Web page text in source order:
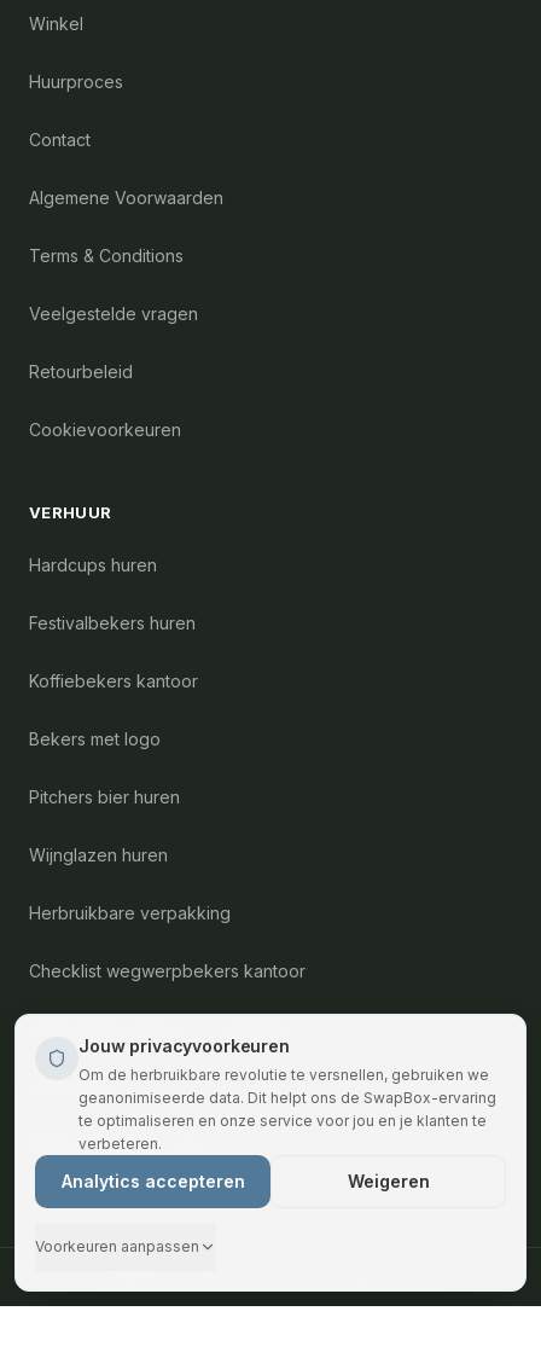
Winkel
Huurproces
Contact
Algemene Voorwaarden
Terms & Conditions
Veelgestelde vragen
Retourbeleid
Cookievoorkeuren
VERHUUR
Hardcups huren
Festivalbekers huren
Koffiebekers kantoor
Bekers met logo
Pitchers bier huren
Wijnglazen huren
Herbruikbare verpakking
Checklist wegwerpbekers kantoor
Kennisbank
Bekers huren per stad
Jouw privacyvoorkeuren
Om de herbruikbare revolutie te versnellen, gebruiken we
geanonimiseerde data. Dit helpt ons de SwapBox-ervaring
te optimaliseren en onze service voor jou en je klanten te
verbeteren.
Analytics accepteren Weigeren
Voorkeuren aanpassen